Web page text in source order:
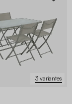
3 variantes